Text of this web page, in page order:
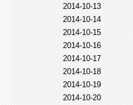
2014-10-13
2014-10-14
2014-10-15
2014-10-16
2014-10-17
2014-10-18
2014-10-19
2014-10-20